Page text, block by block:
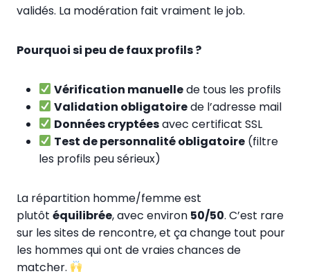
validés. La modération fait vraiment le job.
Pourquoi si peu de faux profils ?
Vérification manuellede tous les profils
Validation obligatoirede l’adresse mail
Données cryptéesavec certificat SSL
Test de personnalité obligatoire (filtre
les profils peu sérieux)
La répartition homme/femme est
plutôt équilibrée, avec environ 50/50. C’est rare
sur les sites de rencontre, et ça change tout pour
les hommes qui ont de vraies chances de
matcher.